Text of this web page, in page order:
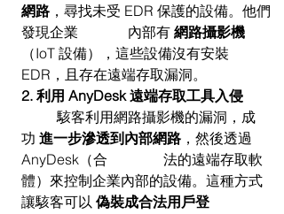
網路 ，尋找未受 EDR 保護的設備。他們
發現企業		內部有 網路攝影機
（IoT 設備），這些設備沒有安裝
EDR，且存在遠端存取漏洞。
2. 利用 AnyDesk 遠端存取工具入侵
功 進一步滲透到內部網路 ，然後透過
AnyDesk（合		法的遠端存取軟
體）來控制企業內部的設備。這種方式
讓駭客可以 偽裝成合法用戶登